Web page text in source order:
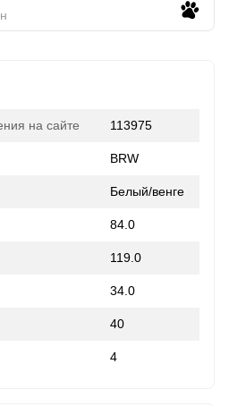
на сайте 113975
BRW
Белый/венге
84.0
119.0
34.0
40
4